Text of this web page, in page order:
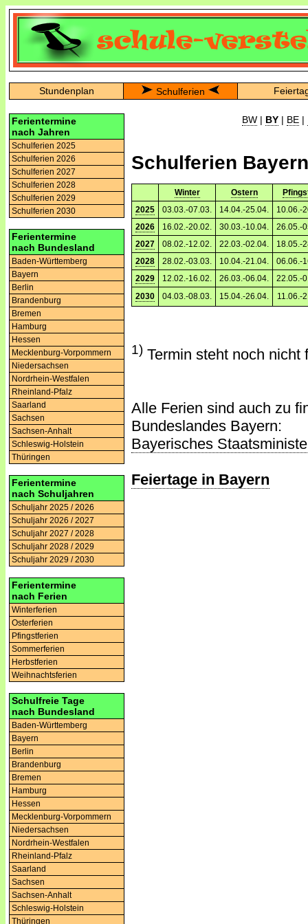
Stundenplan Schulferien
Ferientermine
nach Jahren
Schulferien 2025
Schulferien 2026
Schulferien 2027
Schulferien 2028
Schulferien 2029
Schulferien 2030
Ferientermine
nach Bundesland
Baden-Württemberg
Bayern
Berlin
Brandenburg
Bremen
Hamburg
Hessen
Mecklenburg-Vorpommern
Niedersachsen
Nordrhein-Westfalen
Rheinland-Pfalz
Saarland
Sachsen
Sachsen-Anhalt
Schleswig-Holstein
Thüringen
Ferientermine
nach Schuljahren
Schuljahr 2025 / 2026
Schuljahr 2026 / 2027
Schuljahr 2027 / 2028
Schuljahr 2028 / 2029
Schuljahr 2029 / 2030
Ferientermine
nach Ferien
Winterferien
Osterferien
Pfingstferien
Sommerferien
Herbstferien
Weihnachtsferien
Schulfreie Tage
nach Bundesland
Baden-Württemberg
Bayern
Berlin
Brandenburg
Bremen
Hamburg
Hessen
Mecklenburg-Vorpommern
Niedersachsen
Nordrhein-Westfalen
Rheinland-Pfalz
Saarland
Sachsen
Sachsen-Anhalt
Schleswig-Holstein
Thüringen
BW | BY | BE |
Schulferien Bayern
Winter Ostern
2025
03.03.-07.03. 14.04.-25.04.
10.06.-
2026
16.02.-20.02. 30.03.-10.04.
26.05.-
2027
08.02.-12.02. 22.03.-02.04.
18.05.-
2028
28.02.-03.03. 10.04.-21.04.
06.06.-
2029
12.02.-16.02. 26.03.-06.04.
22.05.-
2030
04.03.-08.03. 15.04.-26.04. 11.06.-
1) Termin steht noch nicht
Alle Ferien sind auch zu
Bundeslandes Bayern:
Bayerisches
Feiertage in Bayern